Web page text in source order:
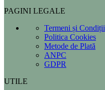
PAGINI LEGALE
Termeni și Condiții
Politica Cookies
Metode de Plată
ANPC
GDPR
UTILE